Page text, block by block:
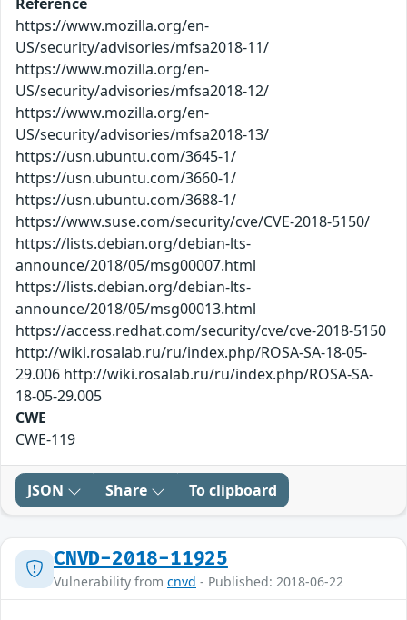
https://www.mozilla.org/en-
US/security/advisories/mfsa2018-11/
https://www.mozilla.org/en-
US/security/advisories/mfsa2018-12/
https://www.mozilla.org/en-
US/security/advisories/mfsa2018-13/
https://usn.ubuntu.com/3645-1/
https://usn.ubuntu.com/3660-1/
https://usn.ubuntu.com/3688-1/
https://www.suse.com/security/cve/CVE-2018-5150/
https://lists.debian.org/debian-lts-
announce/2018/05/msg00007.html
https://lists.debian.org/debian-lts-
announce/2018/05/msg00013.html
https://access.redhat.com/security/cve/cve-2018-5150
http://wiki.rosalab.ru/ru/index.php/ROSA-SA-18-05-
29.006 http://wiki.rosalab.ru/ru/index.php/ROSA-SA-
18-05-29.005
CWE
CWE-119
JSON Share To clipboard
CNVD-2018-11925
Vulnerability from cnvd - Published: 2018-06-22